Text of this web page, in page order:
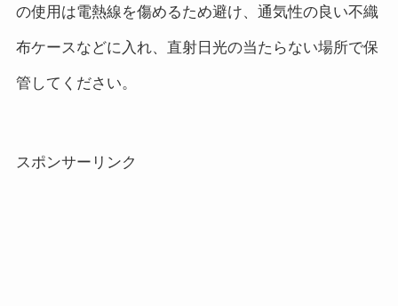
の使用は電熱線を傷めるため避け、通気性の良い不織
布ケースなどに入れ、直射日光の当たらない場所で保
管してください。
スポンサーリンク